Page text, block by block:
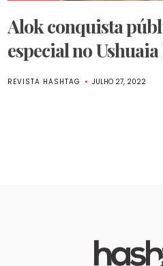
Alok conquista
especial no
REVISTA HASHTAG JULHO 27, 2022